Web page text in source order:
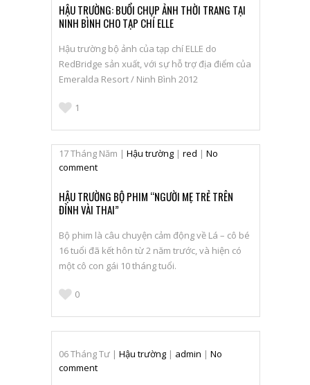
HẬU TRƯỜNG: BUỔI CHỤP ẢNH THỜI TRANG TẠI
NINH BÌNH CHO TẠP CHÍ ELLE
Hậu trường bộ ảnh của tạp chí ELLE do
RedBridge sản xuất, với sự hỗ trợ địa điểm của
Emeralda Resort / Ninh Bình 2012
1
17Tháng Năm | Hậu trường | red | No
comment
HẬU TRƯỜNG BỘ PHIM “NGƯỜI MẸ TRẺ TRÊN
ĐỈNH VÀI THAI”
Bộ phim là câu chuyện cảm động về Lá – cô bé
16 tuổi đã kết hôn từ 2 năm trước, và hiện có
một cô con gái 10 tháng tuổi.
0
06Tháng Tư | Hậu trường | admin | No
comment